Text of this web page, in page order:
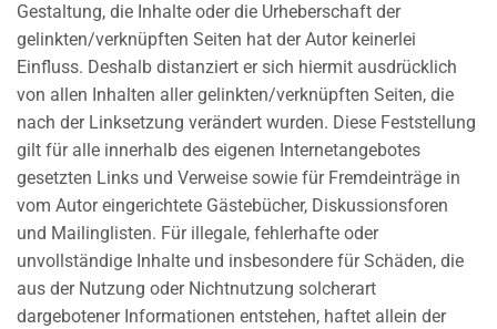
Gestaltung, die Inhalte oder die Urheberschaft der
gelinkten/verknüpften Seiten hat der Autor keinerlei
Einfluss. Deshalb distanziert er sich hiermit ausdrücklich
von allen Inhalten aller gelinkten/verknüpften Seiten, die
nach der Linksetzung verändert wurden. Diese Feststellung
gilt für alle innerhalb des eigenen Internetangebotes
gesetzten Links und Verweise sowie für Fremdeinträge in
vom Autor eingerichtete Gästebücher, Diskussionsforen
und Mailinglisten. Für illegale, fehlerhafte oder
unvollständige Inhalte und insbesondere für Schäden, die
aus der Nutzung oder Nichtnutzung solcherart
dargebotener Informationen entstehen, haftet allein der